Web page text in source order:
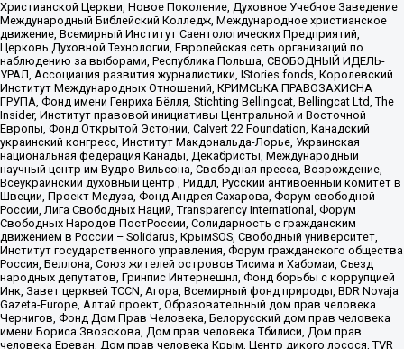
Христианской Церкви, Новое Поколение, Духовное Учебное Заведение
Международный Библейский Колледж, Международное христианское
движение, Всемирный Институт Саентологических Предприятий,
Церковь Духовной Технологии, Европейская сеть организаций по
наблюдению за выборами, Республика Польша, СВОБОДНЫЙ ИДЕЛЬ-
УРАЛ, Ассоциация развития журналистики, IStories fonds, Королевский
Институт Международных Отношений, КРИМСЬКА ПРАВОЗАХИСНА
ГРУПА, Фонд имени Генриха Бёлля, Stichting Bellingcat, Bellingcat Ltd, The
Insider, Институт правовой инициативы Центральной и Восточной
Европы, Фонд Открытой Эстонии, Calvert 22 Foundation, Канадский
украинский конгресс, Институт Макдональда-Лорье, Украинская
национальная федерация Канады, Декабристы, Международный
научный центр им Вудро Вильсона, Свободная пресса, Возрождение,
Всеукраинский духовный центр , Риддл, Русский антивоенный комитет в
Швеции, Проект Медуза, Фонд Андрея Сахарова, Форум свободной
России, Лига Свободных Наций, Transparеncy International, Форум
Свободных Народов ПостРоссии, Солидарность с гражданским
движением в России – Solidarus, КрымSOS, Свободный университет,
Институт государственного управления, Форум гражданского общества
Россия, Беллона, Союз жителей островов Тисима и Хабомаи, Съезд
народных депутатов, Гринпис Интернешнл, Фонд борьбы с коррупцией
Инк, Завет церквей TCCN, Агора, Всемирный фонд природы, BDR Novaja
Gazeta-Europe, Алтай проект, Образовательный дом прав человека
Чернигов, Фонд Дом Прав Человека, Белорусский дом прав человека
имени Бориса Звозскова, Дом прав человека Тбилиси, Дом прав
человека Ереван, Дом прав человека Крым, Центр дикого лосося, TVR